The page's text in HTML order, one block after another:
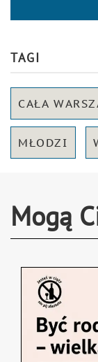
TAGI
CAŁA
MŁODZI
Mogą